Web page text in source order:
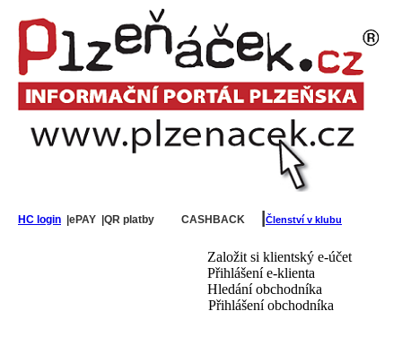
HC login |ePAY |QR platby CASHBACK Členství v klubu
Založit si klientský e-účet
Přihlášení e-klienta
Hledání obchodníka
Přihlášení obchodníka